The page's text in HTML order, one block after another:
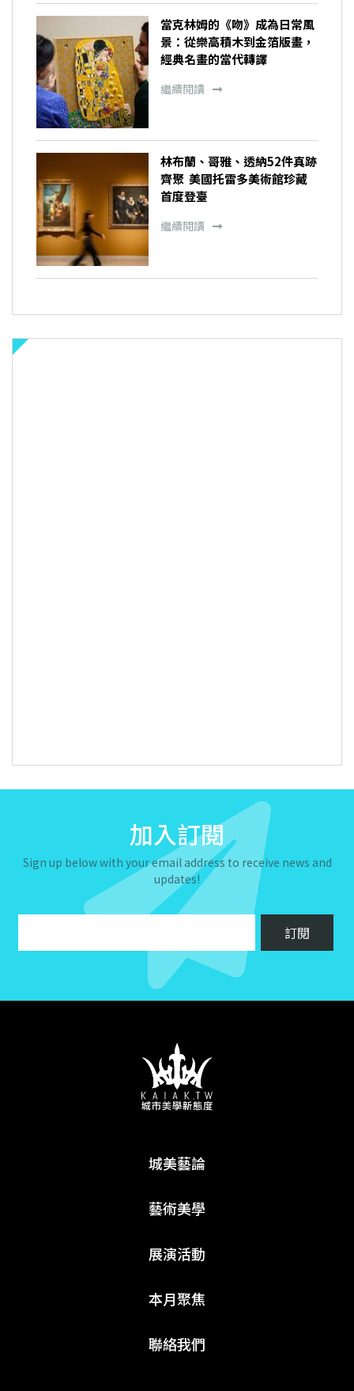
當克林姆的《吻》成為日常風
景：從樂高積木到金箔版畫，
經典名畫的當代轉譯
繼續閱讀
林布蘭、哥雅、透納52件真跡
齊聚 美國托雷多美術館珍藏
首度登臺
繼續閱讀
加入訂閱
Sign up below with your email address to receive news and
updates!
城美藝論
藝術美學
展演活動
本月聚焦
聯絡我們